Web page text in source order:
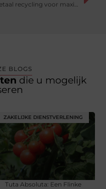
Metaal recycling voor maximale waarde
BLOGS
die u mogelijk
ZAKELIJKE DIENSTVERLENING
Tuta Absoluta: Een Flinke